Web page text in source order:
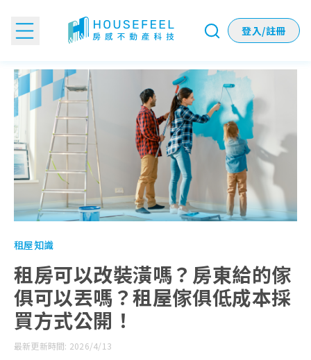
登入/註冊
租房可以改裝潢嗎？房東給的傢俱可以丟嗎？租屋傢俱低成本
租屋知識
租房可以改裝潢嗎？房東給的傢
俱可以丟嗎？租屋傢俱低成本採
買方式公開！
最新更新時間: 2026/4/13